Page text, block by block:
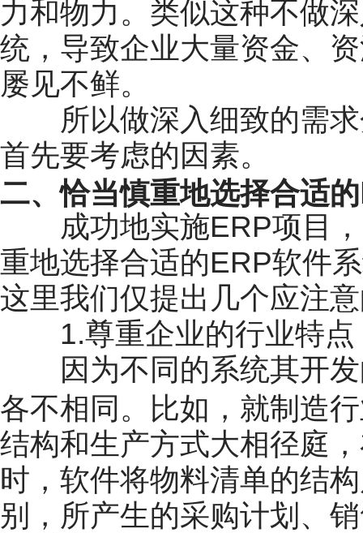
力和物力。类似这种不做
统，导致企业大量资金、
屡见不鲜。
所以做深入细致的需求
首先要考虑的因素。
二、恰当慎重地选择合适
成功地实施ERP项目，
重地选择合适的ERP软件
这里我们仅提出几个应注
1.尊重企业的行业特点
因为不同的系统其开发
各不相同。比如，就制造
结构和生产方式大相径庭
时，软件将物料清单的结
别，所产生的采购计划、